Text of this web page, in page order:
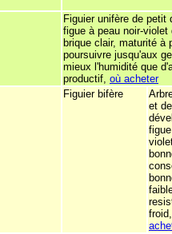
Figuier unifère de petit
figue à peau noir-
brique clair, maturité à
poursuivre jusqu'aux
mieux l'humidité que
productif, où acheter
Figuier bifère
et
froid,